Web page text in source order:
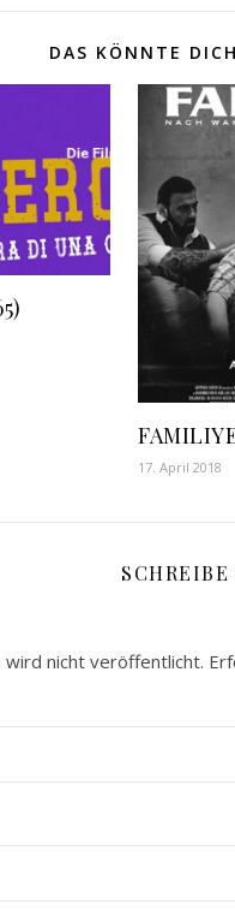
DAS KÖNNTE
17. April 2018
wird nicht veröffentlicht.